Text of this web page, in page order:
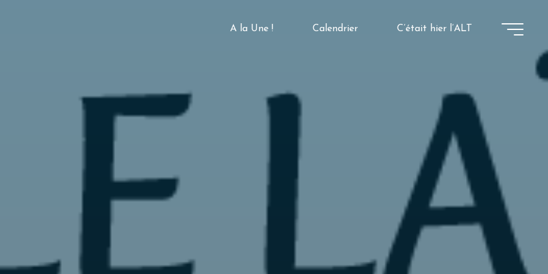
A la Une ! Calendrier C’était hier l’ALT